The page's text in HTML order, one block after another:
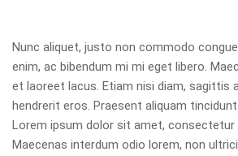
Nunc aliquet, justo non commodo
enim, ac bibendum mi mi eget libero.
et laoreet lacus. Etiam nisi diam, sagittis
hendrerit eros. Praesent aliquam
Lorem ipsum dolor sit amet, consectetur
Maecenas interdum odio lorem, non